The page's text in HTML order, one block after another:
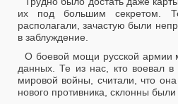
их под большим секретом.
располагали, зачастую были
в заблуждение.
О боевой мощи русской армии
данных. Те из нас, кто воевал
мировой войны, считали, что
нового противника, склонны